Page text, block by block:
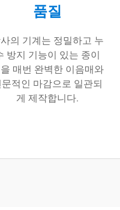
품질
의 기계는 정밀하고 누
방지 기능이 있는 종이
매번 완벽한 이음매와
문적인 마감으로 일관되
게 제작합니다.